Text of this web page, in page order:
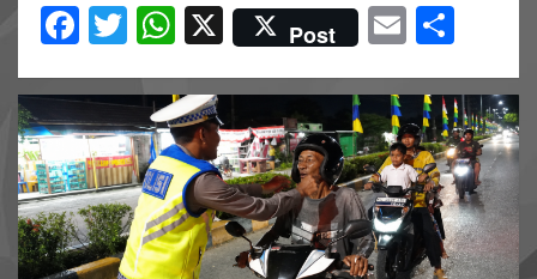
F
ce
b
o
o
k
T
tt
er
W
at
s
A
p
p
X Post
E
ail ar
e